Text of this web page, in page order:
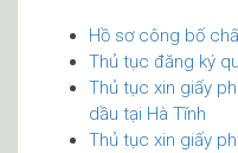
Hồ sơ công bố
Thủ tục đăng ký
Thủ tục xin giấy
dầu tại Hà Tĩnh
Thủ tục xin giấy